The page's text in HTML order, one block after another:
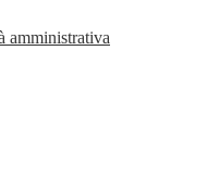
amministrativa